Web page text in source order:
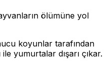
ölümüne yol
koyunlar tarafından
yumurtalar dışarı çıkar.